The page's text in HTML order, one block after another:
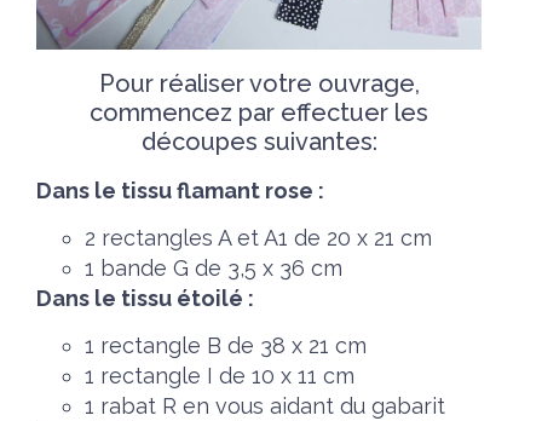
Pour réaliser votre ouvrage,
commencez par effectuer les
découpes suivantes:
Dans le tissu flamant rose :
2 rectangles A et A1 de 20 x 21 cm
1 bande G de 3,5 x 36 cm
Dans le tissu étoilé :
1 rectangle B de 38 x 21 cm
1 rectangle I de 10 x 11 cm
1 rabat R en vous aidant du gabarit